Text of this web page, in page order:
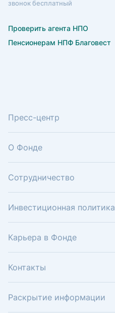
звонок бесплатный
Проверить агента НПО
Пенсионерам НПФ Благовест
Пресс-центр
О Фонде
Сотрудничество
Инвестиционная политика
Карьера в Фонде
Контакты
Раскрытие информации